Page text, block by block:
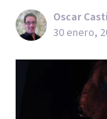
Oscar
30 enero,